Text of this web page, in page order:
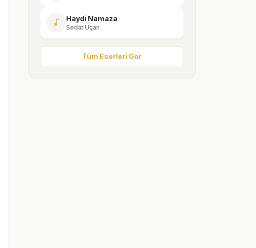
music_note Haydi Namaza
Sedat Uçan
Tüm Eserleri Gör